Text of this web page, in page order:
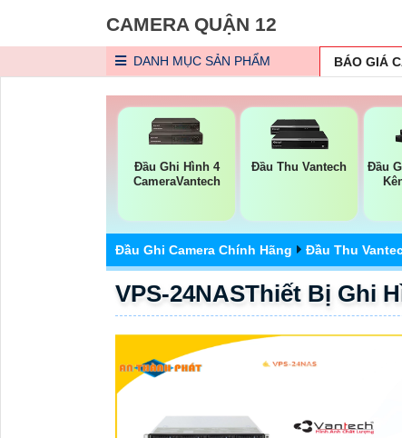
CAMERA QUẬN 12
DANH MỤC SẢN PHẨM BÁO GIÁ
Đầu Ghi Hình 4
CameraVantech
Đầu Thu Vantech
Đầu
Đầu Ghi Camera Chính Hãng Đầu Thu
VPS-24NASThiết Bị Ghi